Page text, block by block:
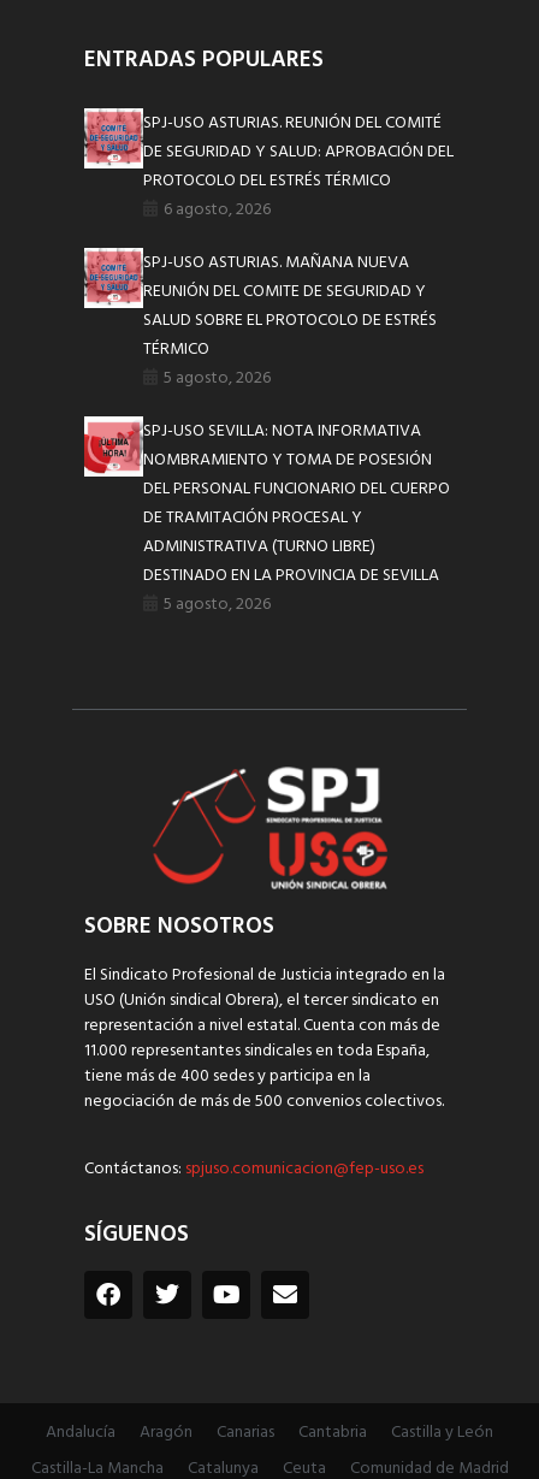
ENTRADAS POPULARES
SPJ-USO ASTURIAS. REUNIÓN DEL COMITÉ
DE SEGURIDAD Y SALUD: APROBACIÓN DEL
PROTOCOLO DEL ESTRÉS TÉRMICO
6 agosto, 2026
SPJ-USO ASTURIAS. MAÑANA NUEVA
REUNIÓN DEL COMITE DE SEGURIDAD Y
SALUD SOBRE EL PROTOCOLO DE ESTRÉS
TÉRMICO
5 agosto, 2026
SPJ-USO SEVILLA: NOTA INFORMATIVA
NOMBRAMIENTO Y TOMA DE POSESIÓN
DEL PERSONAL FUNCIONARIO DEL CUERPO
DE TRAMITACIÓN PROCESAL Y
ADMINISTRATIVA (TURNO LIBRE)
DESTINADO EN LA PROVINCIA DE SEVILLA
5 agosto, 2026
SOBRE NOSOTROS
El Sindicato Profesional de Justicia integrado en la
USO (Unión sindical Obrera), el tercer sindicato en
representación a nivel estatal. Cuenta con más de
11.000 representantes sindicales en toda España,
tiene más de 400 sedes y participa en la
negociación de más de 500 convenios colectivos.
Contáctanos: spjuso.comunicacion@fep-uso.es
SÍGUENOS
Andalucía Aragón Canarias Cantabria
Castilla y León
Castilla-La Mancha
Catalunya Ceuta Comunidad de Madrid